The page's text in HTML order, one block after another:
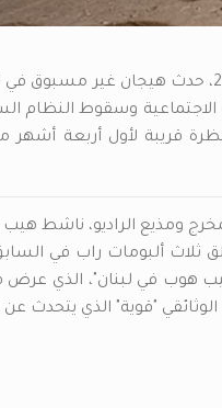
في السابع عشر من تشرين الأول، 2019، حدث
الاجتماعية وسقوط النظام
قريبة لأول أربعة
ومذيع الراديو، ناشط
ثلاث ألبومات راب في
"شارع بيروت: هيب هوب في